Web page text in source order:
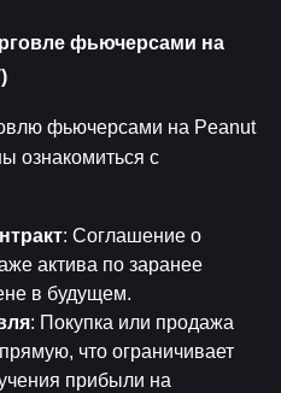
фьючерсами на
фьючерсами на Peanut
ознакомиться с
: Соглашение о
актива по заранее
в будущем.
: Покупка или продажа
что ограничивает
прибыли на